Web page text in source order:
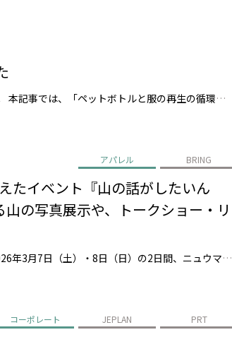
Esquire Japan（エスクァイア・ジャパン）にて、JEPLANおよびBRING™ の取り組みが紹介されました。 本記事では、「ペットボトルと服の再生の循環——What Are We Re-Fashioning?」をテーマに、JEPLAN／BRINGの取り組みを取材いただきました。 PETケミカルリサイクル工場で…
アパレル BRING
たイベント『山の話がしたいん
の写真展示や、トークショー・リ
株式会社JEPLAN（代表取締役 執行役員社長：髙尾 正樹、以下「JEPLAN」）が運営するBRING™は、2026年3月7日（土）・8日（日）の2日間、ニュウマン高輪店にて、”登山女子”として活躍する人気インフルエンサーのMihoさんとAYANENさんを臨時店長に迎え、トークショーやリペアカフェを通じて、山の魅力や楽…
コーポレート JEPLAN PRT